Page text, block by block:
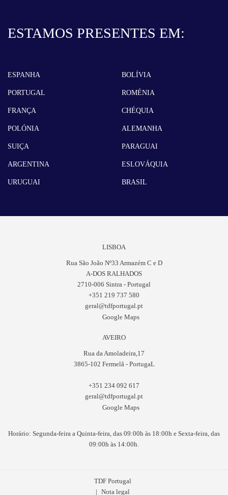
ESTAMOS PRESENTES EM:
ESPANHA
PORTUGAL
FRANÇA
POLÓNIA
SUIÇA
ARGENTINA
URUGUAI
BOLÍVIA
ROMÉNIA
CHÉQUIA
ALEMANHA
PARAGUAI
ESLOVÁQUIA
BRASIL
LISBOA
Rua São João Nº33 Armazém C e D
A-DOS RALHADOS
2710-006 Sintra - Portugal
+351 219 737 580
geral@tdfportugal.pt
Google Maps
AVEIRO
Rua da Amoladeira,17
3865-102 Fermelã - PortugaL
+351 234 092 617
geral@tdfportugal.pt
Google Maps
Horário: Segunda-feira a Quinta-feira, das 09:00h às 18:00h e Sexta-feira, das
09:00h às 14:00h.
TDF Portugal
Nota legal